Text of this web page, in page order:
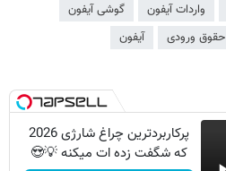
واردات آیفون
گوشی آیفون
حقوق ورودی آیفون
پرکاربردترین چراغ شارژی 2026
که شگفت زده ات میکنه 💡😍